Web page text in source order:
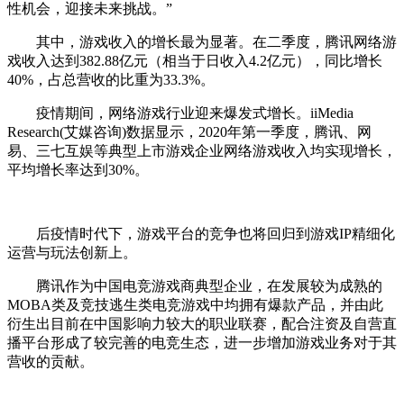
性机会，迎接未来挑战。”
其中，游戏收入的增长最为显著。在二季度，腾讯网络游
戏收入达到382.88亿元（相当于日收入4.2亿元），同比增长
40%，占总营收的比重为33.3%。
疫情期间，网络游戏行业迎来爆发式增长。iiMedia
Research(艾媒咨询)数据显示，2020年第一季度，腾讯、网
易、三七互娱等典型上市游戏企业网络游戏收入均实现增长，
平均增长率达到30%。
后疫情时代下，游戏平台的竞争也将回归到游戏IP精细化
运营与玩法创新上。
腾讯作为中国电竞游戏商典型企业，在发展较为成熟的
MOBA类及竞技逃生类电竞游戏中均拥有爆款产品，并由此
衍生出目前在中国影响力较大的职业联赛，配合注资及自营直
播平台形成了较完善的电竞生态，进一步增加游戏业务对于其
营收的贡献。